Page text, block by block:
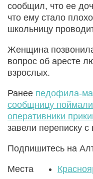
сообщил, что ее
что ему стало
школьницу
Женщина
вопрос об аресте
взрослых.
Ранее педофила-
сообщницу
оперативники
завели переписку
Подпишитесь на
Места